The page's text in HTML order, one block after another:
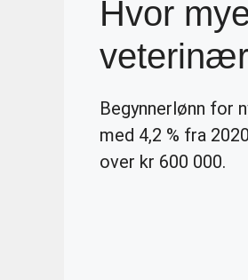
Hvor
Begynnerlønn for
med 4,2 % fra
over kr 600 000.